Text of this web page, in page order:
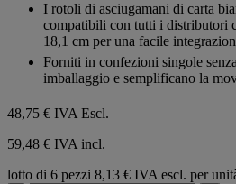
I rotoli di asciugamani di carta
compatibili con tutti i distributori
18,1 cm per una facile
Forniti in confezioni singole
imballaggio e semplificano la
48,75 € IVA Escl.
59,48 € IVA incl.
lotto di 6 pezzi 8,13 € IVA escl. per